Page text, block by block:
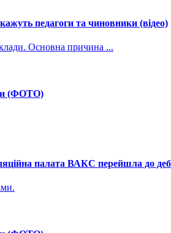
педагоги та чиновники (відео)
Основна причина ...
(ФОТО)
палата ВАКС перейшла до